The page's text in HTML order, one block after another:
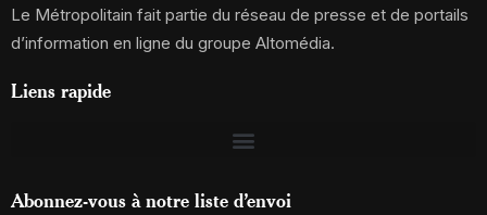
Le Métropolitain fait partie du réseau de presse et de portails
d’information en ligne du groupe Altomédia.
Liens rapide
Abonnez-vous à notre liste d’envoi